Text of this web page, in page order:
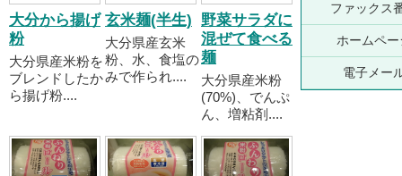
大分から揚げ
粉
大分県産米粉を
ブレンドしたか
ら揚げ粉....
玄米麺(半生)
大分県産玄米
粉、水、食塩の
みで作られ....
野菜サラダに
混ぜて食べる
麺
大分県産米粉
(70%)、でんぷ
ん、増粘剤....
ファックス
ホームペー
電子メー